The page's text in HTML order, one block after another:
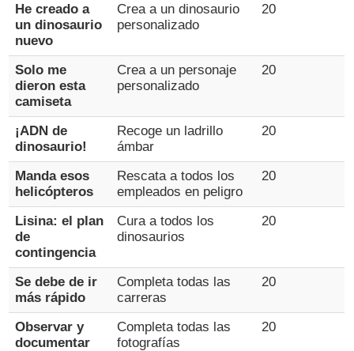
He creado a
un dinosaurio
nuevo
Crea a un dinosaurio
personalizado
20
Solo me
dieron esta
camiseta
Crea a un personaje
personalizado
20
¡ADN de
dinosaurio!
Recoge un ladrillo
ámbar
20
Manda esos
helicópteros
Rescata a todos los
empleados en peligro
20
Lisina: el plan
de
contingencia
Cura a todos los
dinosaurios
20
Se debe de ir
más rápido
Completa todas las
carreras
20
Observar y
documentar
Completa todas las
fotografías
20